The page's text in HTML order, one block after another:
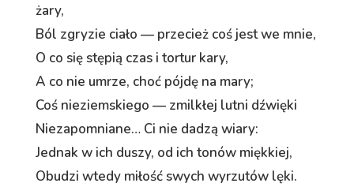
żary,
Ból zgryzie ciało — przecież coś jest we mnie,
O co się stępią czas i tortur kary,
A co nie umrze, choć pójdę na mary;
Coś nieziemskiego — zmilkłej lutni dźwięki
Niezapomniane… Ci nie dadzą wiary:
Jednak w ich duszy, od ich tonów miękkiej,
Obudzi wtedy miłość swych wyrzutów lęki.